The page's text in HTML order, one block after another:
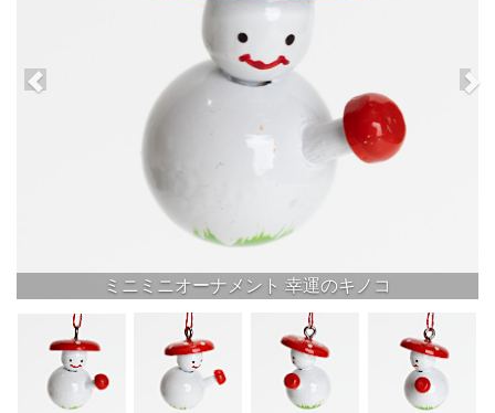
ミニミニオーナメント 幸運のキノコ